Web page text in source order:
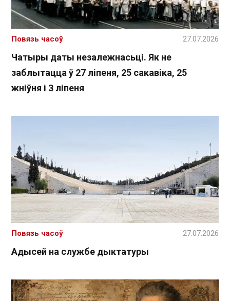
Чатыры даты незалежнасьці. Як не
заблытацца ў 27 ліпеня, 25 сакавіка, 25
жніўня і 3 ліпеня
Повязь часоў 27.07.2026
Адысей на службе дыктатуры
Повязь часоў 27.07.2026